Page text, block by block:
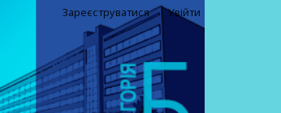
Зареєструватися Увійти